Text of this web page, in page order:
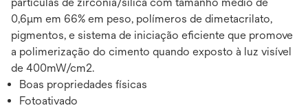
0,6μm em 66% em peso, polímeros de dimetacrilato,
pigmentos, e sistema de iniciação eficiente que promove
a polimerização do cimento quando exposto à luz visível
de 400mW/cm2.
Boas propriedades físicas
Fotoativado